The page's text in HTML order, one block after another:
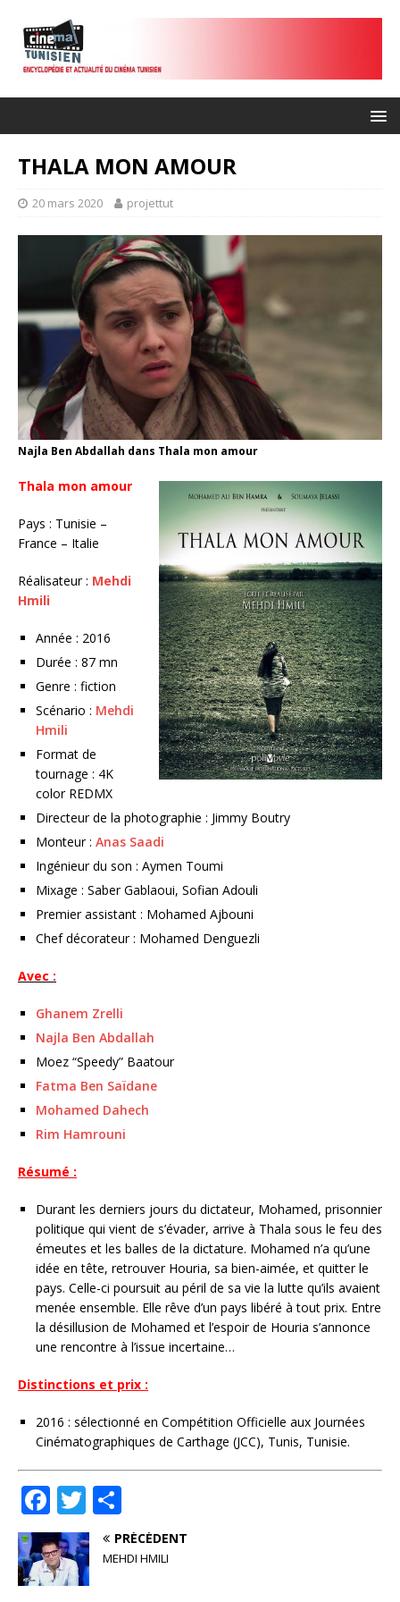
THALA MON AMOUR
20 mars 2020 projettut
Najla Ben Abdallah dans Thala mon amour
Thala mon amour
Pays : Tunisie –
France – Italie
Réalisateur : Mehdi
Hmili
Année : 2016
Durée : 87 mn
Genre : fiction
Scénario : Mehdi
Hmili
Format de
tournage : 4K
color REDMX
Directeur de la photographie : Jimmy Boutry
Monteur : Anas Saadi
Ingénieur du son : Aymen Toumi
Mixage : Saber Gablaoui, Sofian Adouli
Premier assistant : Mohamed Ajbouni
Chef décorateur : Mohamed Denguezli
Avec :
Ghanem Zrelli
Najla Ben Abdallah
Moez “Speedy” Baatour
Fatma Ben Saïdane
Mohamed Dahech
Rim Hamrouni
Résumé :
Durant les derniers jours du dictateur, Mohamed, prisonnier
politique qui vient de s’évader, arrive à Thala sous le feu des
émeutes et les balles de la dictature. Mohamed n’a qu’une
idée en tête, retrouver Houria, sa bien-aimée, et quitter le
pays. Celle-ci poursuit au péril de sa vie la lutte qu’ils avaient
menée ensemble. Elle rêve d’un pays libéré à tout prix. Entre
la désillusion de Mohamed et l’espoir de Houria s’annonce
une rencontre à l’issue incertaine…
Distinctions et prix :
2016 : sélectionné en Compétition Officielle aux Journées
Cinématographiques de Carthage (JCC), Tunis, Tunisie.
F
a
c
e
T
w
it
te
ar
ta
PRÉCÉDENT
MEHDI HMILI